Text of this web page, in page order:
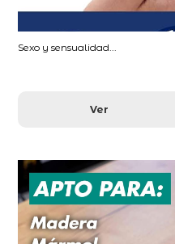
Sexo y sensualidad...
Ver